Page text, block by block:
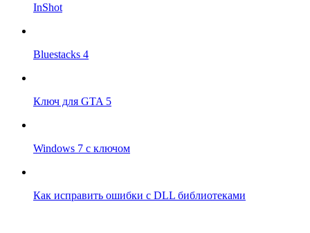
InShot
Bluestacks 4
Ключ для GTA 5
Windows 7 с ключом
Как исправить ошибки с DLL библиотеками